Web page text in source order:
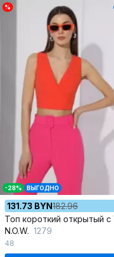
%
-28% ВЫГОДНО
131.73 BYN182.96
N.O.W. 1279
48